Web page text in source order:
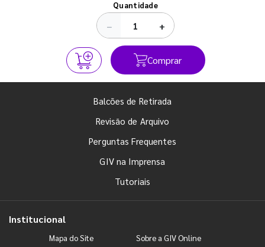
Quantidade
− +
Comprar
Balcões de Retirada
Revisão de Arquivo
Perguntas Frequentes
GIV na Imprensa
Tutoriais
Institucional
Mapa do Site Sobre a GIV Online